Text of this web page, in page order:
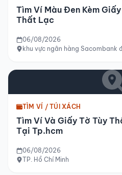
Tìm Ví Màu Đen Kèm
Thất Lạc
06/08/2026
khu vực ngân hàng Sacombank
TÌM VÍ / TÚI XÁCH
Tìm Ví Và Giấy Tờ Tùy
Tại Tp.hcm
06/08/2026
TP. Hồ Chí Minh